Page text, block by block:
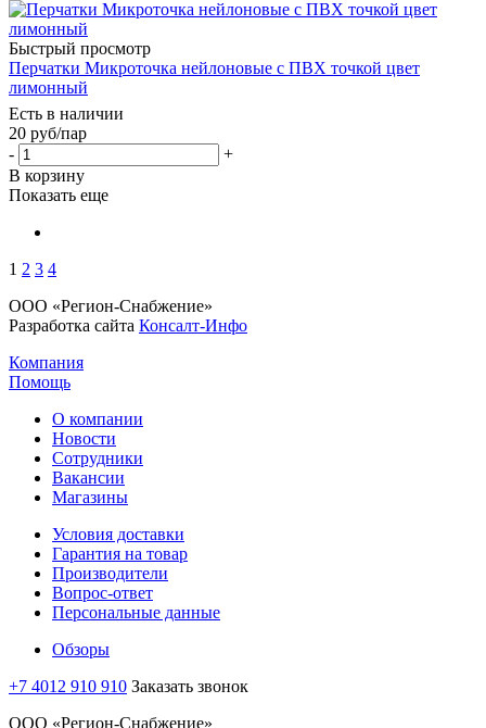
Быстрый просмотр
Перчатки Микроточка нейлоновые с ПВХ точкой цвет
лимонный
Есть в наличии
20 руб/пар
-
+
В корзину
Показать еще
1 2 3 4
ООО «Регион-Снабжение»
Разработка сайта Консалт-Инфо
Компания
Помощь
О компании
Новости
Сотрудники
Вакансии
Магазины
Условия доставки
Гарантия на товар
Производители
Вопрос-ответ
Персональные данные
Обзоры
+7 4012 910 910 Заказать звонок
ООО «Регион-Снабжение»